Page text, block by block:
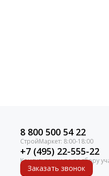
8 800 500 54 22
+7 (495) 22-555-22
Заказать звонок